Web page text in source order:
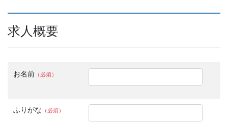
求人概要
お名前 （必須）
ふりがな （必須）